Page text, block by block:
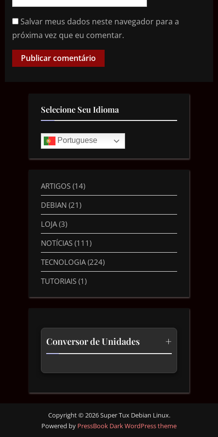
Salvar meus dados neste navegador para a
próxima vez que eu comentar.
Selecione Seu Idioma
Portuguese
ARTIGOS (14)
DEBIAN (21)
LOJA (3)
NOTÍCIAS (111)
TECNOLOGIA(224)
TUTORIAIS (1)
Conversor de Unidades +
Comprimento
Velocidade
Massa
Copyright © 2026 Super Tux Debian Linux.
Powered by PressBook Dark WordPress theme